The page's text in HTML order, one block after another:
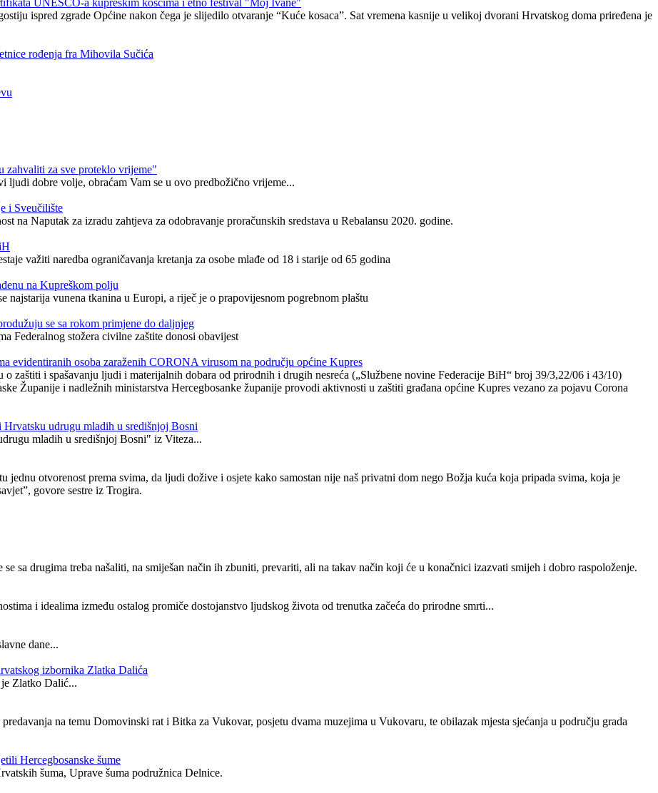
UNESCO-a kupreškim koscima i etno festival "Moj Ivane"
ispred zgrade Općine nakon čega je slijedilo otvaranje “Kuće kosaca”. Sat vremena kasnije u velikoj dvorani Hrvatskog doma priređena je
rođenja fra Mihovila Sučića
zahvaliti za sve proteklo vrijeme"
dobre volje, obraćam Vam se u ovo predbožično vrijeme...
i Sveučilište
na Naputak za izradu zahtjeva za odobravanje proračunskih sredstava u Rebalansu 2020. godine.
važiti naredba ograničavanja kretanja za osobe mlađe od 18 i starije od 65 godina
na Kupreškom polju
vunena tkanina u Europi, a riječ je o prapovijesnom pogrebnom plaštu
se sa rokom primjene do daljnjeg
Federalnog stožera civilne zaštite donosi obavijest
evidentiranih osoba zaraženih CORONA virusom na području općine Kupres
zaštiti i spašavanju ljudi i materijalnih dobara od prirodnih i drugih nesreća („Službene novine Federacije BiH“ broj 39/3,22/06 i 43/10)
Županije i nadležnih ministarstva Hercegbosanke županije provodi aktivnosti u zaštiti građana općine Kupres vezano za pojavu Corona
udrugu mladih u središnjoj Bosni
mladih u središnjoj Bosni" iz Viteza...
otvorenost prema svima, da ljudi dožive i osjete kako samostan nije naš privatni dom nego Božja kuća koja pripada svima, koja je
govore sestre iz Trogira.
sa drugima treba našaliti, na smiješan način ih zbuniti, prevariti, ali na takav način koji će u konačnici izazvati smijeh i dobro raspoloženje.
i idealima između ostalog promiče dostojanstvo ljudskog života od trenutka začeća do prirodne smrti...
dane...
izbornika Zlatka Dalića
je Zlatko Dalić...
na temu Domovinski rat i Bitka za Vukovar, posjetu dvama muzejima u Vukovaru, te obilazak mjesta sjećanja u području grada
Hercegbosanske šume
šuma, Uprave šuma podružnica Delnice.